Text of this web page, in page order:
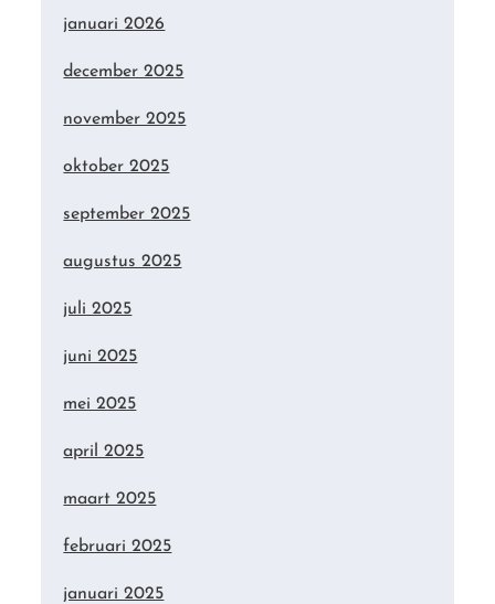
januari 2026
december 2025
november 2025
oktober 2025
september 2025
augustus 2025
juli 2025
juni 2025
mei 2025
april 2025
maart 2025
februari 2025
januari 2025